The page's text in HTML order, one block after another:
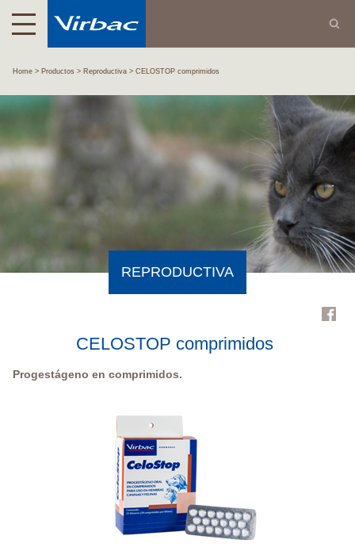
Home Productos Reproductiva CELOSTOP comprimidos
REPRODUCTIVA
CELOSTOP comprimidos
Progestágeno en comprimidos.